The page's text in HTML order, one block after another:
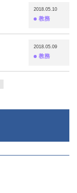
2018.05.10
教務
2018.05.09
教務